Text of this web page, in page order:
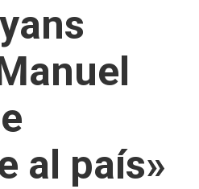
al país»